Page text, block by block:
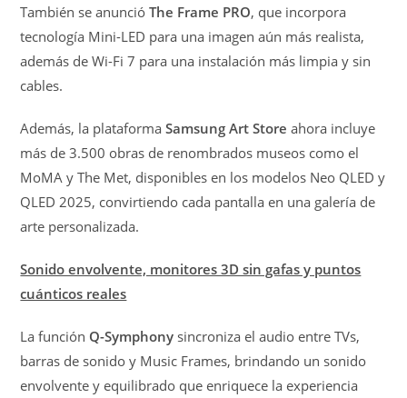
También se anuncióThe Frame PRO, que incorpora
tecnología Mini-LED para una imagen aún más realista,
además de Wi-Fi 7 para una instalación más limpia y sin
cables.
Además, la plataformaSamsung Art Store ahora incluye
más de 3.500 obras de renombrados museos como el
MoMA y The Met, disponibles en los modelos Neo QLED y
QLED 2025, convirtiendo cada pantalla en una galería de
arte personalizada.
Sonido envolvente, monitores 3D sin gafas y puntos
cuánticos reales
La función Q-Symphony sincroniza el audio entre TVs,
barras de sonido y Music Frames, brindando un sonido
envolvente y equilibrado que enriquece la experiencia